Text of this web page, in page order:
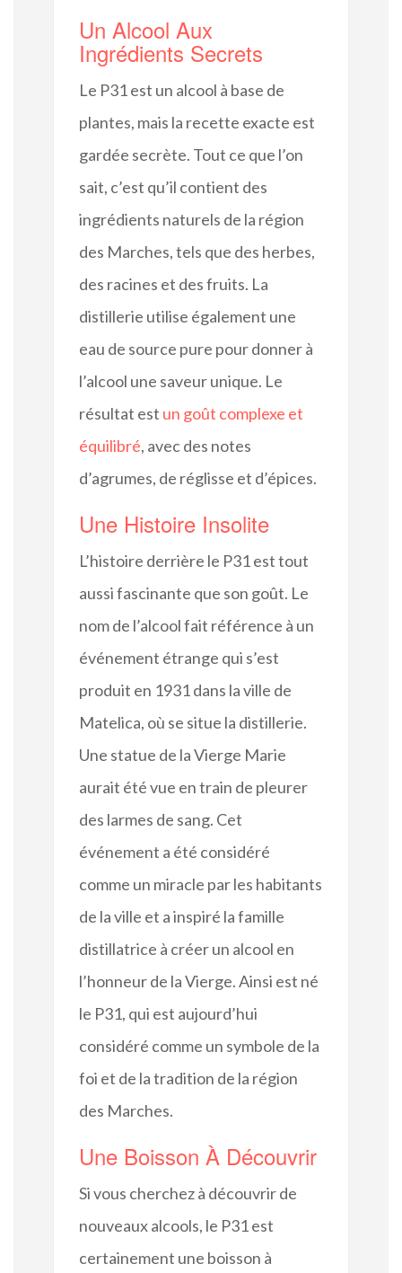
Un Alcool Aux
Ingrédients Secrets
Le P31 est un alcool à base de
plantes, mais la recette exacte est
gardée secrète. Tout ce que l’on
sait, c’est qu’il contient des
ingrédients naturels de la région
des Marches, tels que des herbes,
des racines et des fruits. La
distillerie utilise également une
eau de source pure pour donner à
l’alcool une saveur unique. Le
résultat est un goût complexe et
équilibré, avec des notes
d’agrumes, de réglisse et d’épices.
Une Histoire Insolite
L’histoire derrière le P31 est tout
aussi fascinante que son goût. Le
nom de l’alcool fait référence à un
événement étrange qui s’est
produit en 1931 dans la ville de
Matelica, où se situe la distillerie.
Une statue de la Vierge Marie
aurait été vue en train de pleurer
des larmes de sang. Cet
événement a été considéré
comme un miracle par les habitants
de la ville et a inspiré la famille
distillatrice à créer un alcool en
l’honneur de la Vierge. Ainsi est né
le P31, qui est aujourd’hui
considéré comme un symbole de la
foi et de la tradition de la région
des Marches.
Une Boisson À Découvrir
Si vous cherchez à découvrir de
nouveaux alcools, le P31 est
certainement une boisson à